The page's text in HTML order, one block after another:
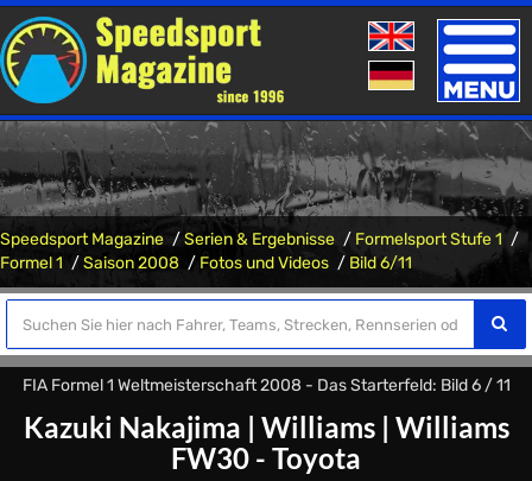
Toggle
Speedsport Magazine Serien & Ergebnisse
Formelsport Stufe 1
Formel 1
Saison 2008 Fotos und Videos Bild 6/11
FIA Formel 1 Weltmeisterschaft 2008 - Das Starterfeld: Bild 6 / 11
Kazuki Nakajima | Williams| Williams
FW30 - Toyota